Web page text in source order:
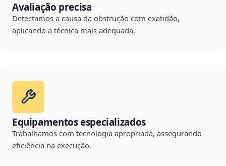
Avaliação precisa
Detectamos a causa da obstrução com exatidão,
aplicando a técnica mais adequada.
Equipamentos especializados
Trabalhamos com tecnologia apropriada, assegurando
eficiência na execução.